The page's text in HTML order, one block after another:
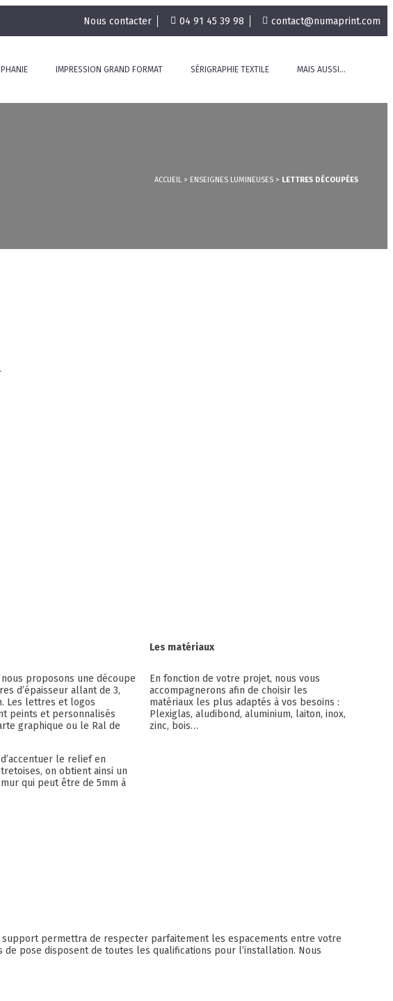
Nous contacter 04 91 45 39 98 contact@numaprint.com
IMPRESSION GRAND FORMAT SÉRIGRAPHIE TEXTILE MAIS AUSSI…
ACCUEIL > ENSEIGNES LUMINEUSES > LETTRES DÉCOUPÉES
proposons une découpe
d’épaisseur allant de 3,
Les lettres et logos
peints et personnalisés
graphique ou le Ral de
le relief en
on obtient ainsi un
qui peut être de 5mm à
Les matériaux
En fonction de votre projet, nous vous
accompagnerons afin de choisir les
matériaux les plus adaptés à vos besoins :
Plexiglas, aludibond, aluminium, laiton, inox,
zinc, bois…
permettra de respecter parfaitement les espacements entre votre
pose disposent de toutes les qualifications pour l’installation. Nous